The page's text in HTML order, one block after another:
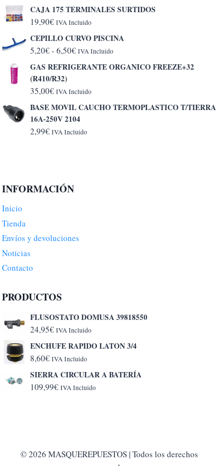
CAJA 175 TERMINALES SURTIDOS
19,90€ IVA Incluido
CEPILLO CURVO PISCINA
5,20€- 6,50€Rango
de
desde
5,20€
hasta
6,50€
IVA Incluido
GAS REFRIGERANTE ORGANICO FREEZE+32
(R410/R32)
35,00€ IVA Incluido
BASE MOVIL CAUCHO TERMOPLASTICO T/TIERRA
16A-250V 2104
2,99€ IVA Incluido
INFORMACIÓN
Inicio
Tienda
Envíos y devoluciones
Noticias
Contacto
PRODUCTOS
FLUSOSTATO DOMUSA 39818550
24,95€ IVA Incluido
ENCHUFE RAPIDO LATON 3/4
8,60€ IVA Incluido
SIERRA CIRCULAR A BATERÍA
109,99€ IVA Incluido
© 2026 MASQUEREPUESTOS | Todos los derechos